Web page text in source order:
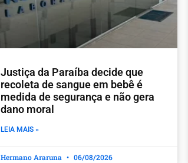
Justiça da Paraíba decide que
recoleta de sangue em bebê é
medida de segurança e não gera
dano moral
LEIA MAIS »
Hermano Araruna 06/08/2026